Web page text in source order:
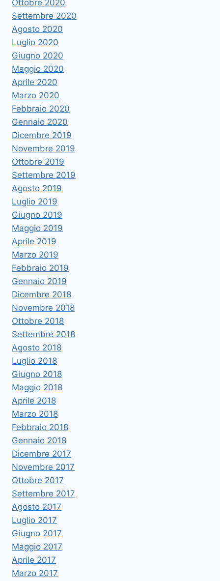
Ottobre 2020
Settembre 2020
Agosto 2020
Luglio 2020
Giugno 2020
Maggio 2020
Aprile 2020
Marzo 2020
Febbraio 2020
Gennaio 2020
Dicembre 2019
Novembre 2019
Ottobre 2019
Settembre 2019
Agosto 2019
Luglio 2019
Giugno 2019
Maggio 2019
Aprile 2019
Marzo 2019
Febbraio 2019
Gennaio 2019
Dicembre 2018
Novembre 2018
Ottobre 2018
Settembre 2018
Agosto 2018
Luglio 2018
Giugno 2018
Maggio 2018
Aprile 2018
Marzo 2018
Febbraio 2018
Gennaio 2018
Dicembre 2017
Novembre 2017
Ottobre 2017
Settembre 2017
Agosto 2017
Luglio 2017
Giugno 2017
Maggio 2017
Aprile 2017
Marzo 2017